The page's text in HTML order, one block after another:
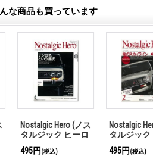
な商品も買っています
Hero (ノス
ジック ヒーロ
(税込)
Nostalgic Hero (ノス
タルジック ヒーロ
(税込)